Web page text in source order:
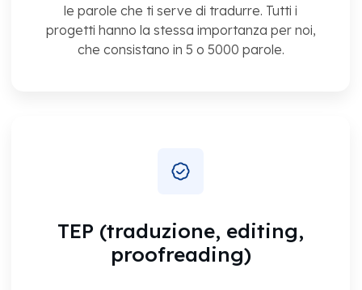
le parole che ti serve di tradurre. Tutti i
progetti hanno la stessa importanza per noi,
che consistano in 5 o 5000 parole.
TEP (traduzione, editing,
proofreading)